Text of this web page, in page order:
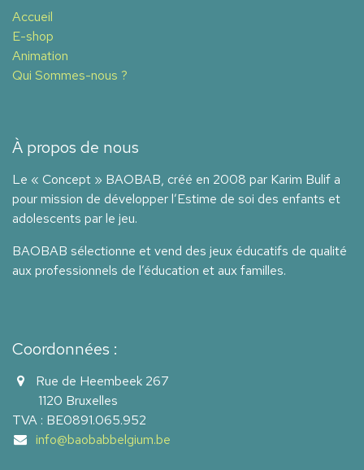
Accueil
E-shop
Animation
Qui Sommes-nous ?
À propos de nous
Le « Concept » BAOBAB, créé en 2008 par Karim Bulif a
pour mission de développer l’Estime de soi des enfants et
adolescents par le jeu.
BAOBAB sélectionne et vend des jeux éducatifs de qualité
aux professionnels de l’éducation et aux familles.
Coordonnées :
Rue de Heembeek 267
1120 Bruxelles
TVA : BE0891.065.952
info@baobabbelgium.be